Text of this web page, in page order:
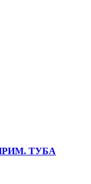
ТУБА